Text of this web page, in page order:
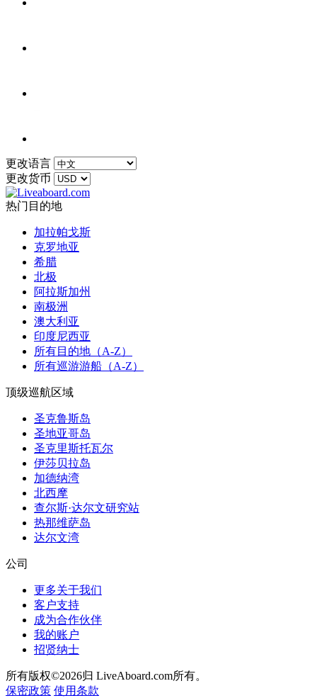
更改语言
更改货币
热门目的地
加拉帕戈斯
克罗地亚
希腊
北极
阿拉斯加州
南极洲
澳大利亚
印度尼西亚
所有目的地（A-Z）
所有巡游游船（A-Z）
顶级巡航区域
圣克鲁斯岛
圣地亚哥岛
圣克里斯托瓦尔
伊莎贝拉岛
加德纳湾
北西摩
查尔斯·达尔文研究站
热那维萨岛
达尔文湾
公司
更多关于我们
客户支持
成为合作伙伴
我的账户
招贤纳士
所有版权©2026归 LiveAboard.com所有。
保密政策 使用条款